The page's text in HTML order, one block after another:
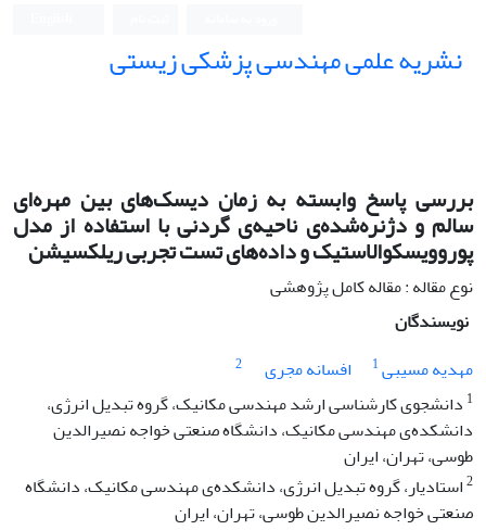
نشریه علمی مهندسی پزشکی زیستی
بررسی پاسخ وابسته به زمان دیسک‌های بین مهره‌ای
سالم و دژنره‌شده‌ی ناحیه‌ی گردنی با استفاده از مدل
پوروویسکوالاستیک و داده‌های تست تجربی ریلکسیشن
نوع مقاله : مقاله کامل پژوهشی
نویسندگان
مهدیه مسیبی1 افسانه مجری
2
1 دانشجوی کارشناسی ارشد مهندسی مکانیک، گروه تبدیل انرژی،
دانشکده‌ی مهندسی مکانیک، دانشگاه صنعتی خواجه نصیرالدین
طوسی، تهران، ایران
2استادیار، گروه تبدیل انرژی، دانشکده‌ی مهندسی مکانیک، دانشگاه
صنعتی خواجه نصیرالدین طوسی، تهران، ایران